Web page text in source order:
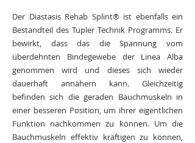
Der Diastasis Rehab Splint® ist ebenfalls ein
Bestandteil des Tupler Technik Programms. Er
bewirkt, dass das die Spannung vom
überdehnten Bindegewebe der Linea Alba
genommen wird und dieses sich wieder
dauerhaft annähern kann. Gleichzeitig
befinden sich die geraden Bauchmuskeln in
einer besseren Position, um ihrer eigentlichen
Funktion nachkommen zu können. Um die
Bauchmuskeln effektiv kräftigen zu können,